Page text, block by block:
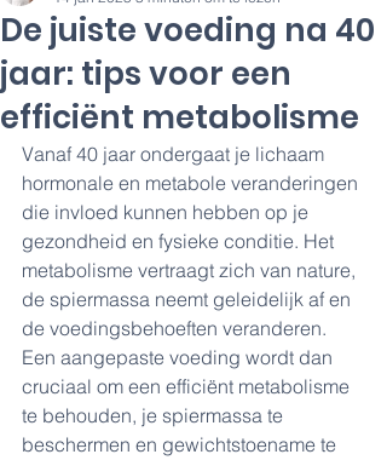
De juiste voeding na 40
jaar: tips voor een
efficiënt metabolisme
Vanaf 40 jaar ondergaat je lichaam
hormonale en metabole veranderingen
die invloed kunnen hebben op je
gezondheid en fysieke conditie. Het
metabolisme vertraagt zich van nature,
de spiermassa neemt geleidelijk af en
de voedingsbehoeften veranderen.
Een aangepaste voeding wordt dan
cruciaal om een efficiënt metabolisme
te behouden, je spiermassa te
beschermen en gewichtstoename te